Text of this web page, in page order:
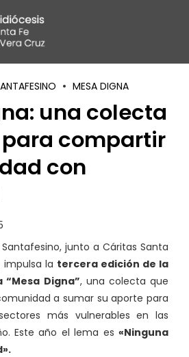
MESA DIGNA
una colecta
compartir
con
junto a Cáritas Santa
impulsa la tercera edición de la
Digna”, una colecta que
a sumar su aporte para
más vulnerables en las
Este año el lema es «Ninguna